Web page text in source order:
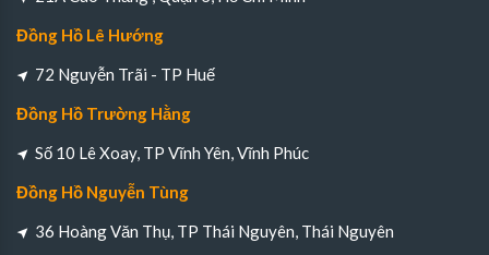
Đồng Hồ Lê Hướng
72 Nguyễn Trãi - TP Huế
Đồng Hồ Trường Hằng
Số 10 Lê Xoay, TP Vĩnh Yên, Vĩnh Phúc
Đồng Hồ Nguyễn Tùng
36 Hoàng Văn Thụ, TP Thái Nguyên, Thái Nguyên